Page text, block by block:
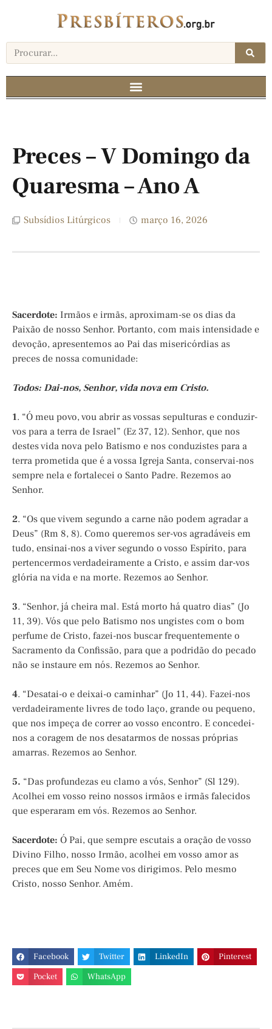
Preces – V Domingo da
Quaresma – Ano A
Subsídios Litúrgicos março 16, 2026
Sacerdote: Irmãos e irmãs, aproximam-se os dias da
Paixão de nosso Senhor. Portanto, com mais intensidade e
devoção, apresentemos ao Pai das misericórdias as
preces de nossa comunidade:
Todos: Dai-nos, Senhor, vida nova em Cristo.
1. “Ó meu povo, vou abrir as vossas sepulturas e conduzir-
vos para a terra de Israel” (Ez 37, 12). Senhor, que nos
destes vida nova pelo Batismo e nos conduzistes para a
terra prometida que é a vossa Igreja Santa, conservai-nos
sempre nela e fortalecei o Santo Padre. Rezemos ao
Senhor.
2. “Os que vivem segundo a carne não podem agradar a
Deus” (Rm 8, 8). Como queremos ser-vos agradáveis em
tudo, ensinai-nos a viver segundo o vosso Espírito, para
pertencermos verdadeiramente a Cristo, e assim dar-vos
glória na vida e na morte. Rezemos ao Senhor.
3. “Senhor, já cheira mal. Está morto há quatro dias” (Jo
11, 39). Vós que pelo Batismo nos ungistes com o bom
perfume de Cristo, fazei-nos buscar frequentemente o
Sacramento da Confissão, para que a podridão do pecado
não se instaure em nós. Rezemos ao Senhor.
4. “Desatai-o e deixai-o caminhar” (Jo 11, 44). Fazei-nos
verdadeiramente livres de todo laço, grande ou pequeno,
que nos impeça de correr ao vosso encontro. E concedei-
nos a coragem de nos desatarmos de nossas próprias
amarras. Rezemos ao Senhor.
5. “Das profundezas eu clamo a vós, Senhor” (Sl 129).
Acolhei em vosso reino nossos irmãos e irmãs falecidos
que esperaram em vós. Rezemos ao Senhor.
Sacerdote: Ó Pai, que sempre escutais a oração de vosso
Divino Filho, nosso Irmão, acolhei em vosso amor as
preces que em Seu Nome vos dirigimos. Pelo mesmo
Cristo, nosso Senhor. Amém.
Facebook Twitter LinkedIn
Pinterest
Pocket
WhatsApp